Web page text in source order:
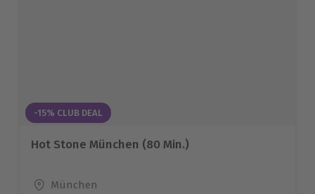
-15% CLUB DEAL
Hot Stone München (80 Min.)
Standort
München